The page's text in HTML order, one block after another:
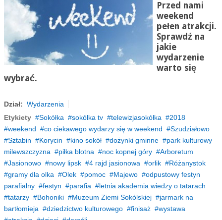
Przed nami
weekend
pełen atrakcji.
Sprawdź na
jakie
wydarzenie
warto się
wybrać.
Dział: Wydarzenia
Etykiety
Sokółka sokółka tv telewizjasokółka
2018
weekend
co ciekawego wydarzy się w weekend
Szudziałowo
Sztabin
Korycin kino sokół dożynki gminne
park kulturowy
milewszczyzna
piłka błotna noc kopnej góry
Arboretum
Jasionowo
nowy lipsk 4 rajd jasionowa orlik
Różanystok
gramy dla olka
Olek pomoc Majewo
odpustowy festyn
parafialny
festyn parafia
letnia akademia wiedzy o tatarach
tatarzy
Bohoniki Muzeum Ziemi Sokólskiej
jarmark na
bartłomieja
dziedzictwo kulturowego finisaż
wystawa